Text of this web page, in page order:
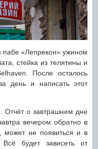
«Лепрекон» ужином
стейка из телятины и
После осталось
день и написать этот
Отчёт о завтрашнем дне
вечером обратно в
может не появиться и в
будет зависеть от